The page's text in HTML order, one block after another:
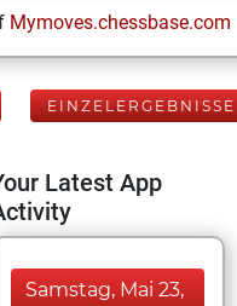
Mymoves.chessbase.com
EINZELERGEBNISSE
Latest App
Samstag, Mai 23,